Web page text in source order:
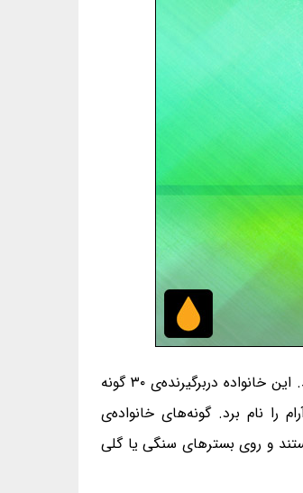
خانواده‌ی مکش‌ماهیان Cyclopteridae، خانواده‌ای از زیرراسته‌ی لنگرماهی‌سانیان، از راسته‌ی عقرب‌ماهی‌سانان و از رده‌ی پرتوبالگان هستند. این خانواده دربرگیرنده‌ی ۳۰ گونه
را نام برد. گونه‌های خانواده‌ی
و روی بسترهای سنگی یا گلی